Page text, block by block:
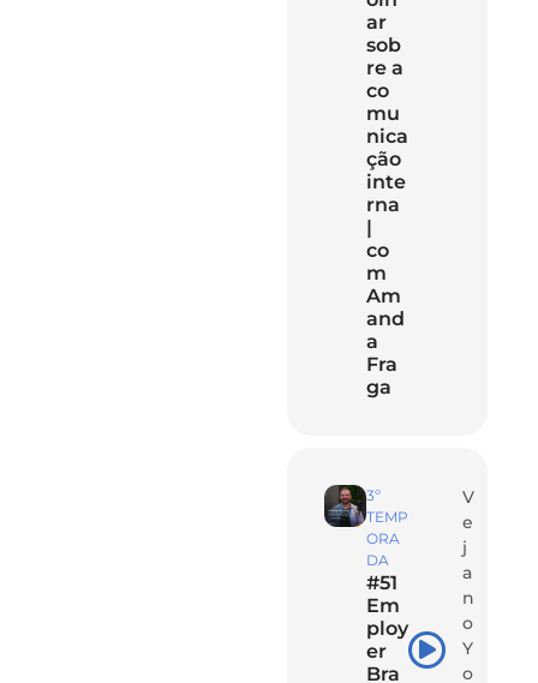
ar
sob
re a
co
mu
nica
ção
inte
rna
|
co
m
Am
and
a
Fra
ga
3º
TEMP
ORA
DA
#51
Em
ploy
er
Bra
V
e
j
a
n
o
Y
o